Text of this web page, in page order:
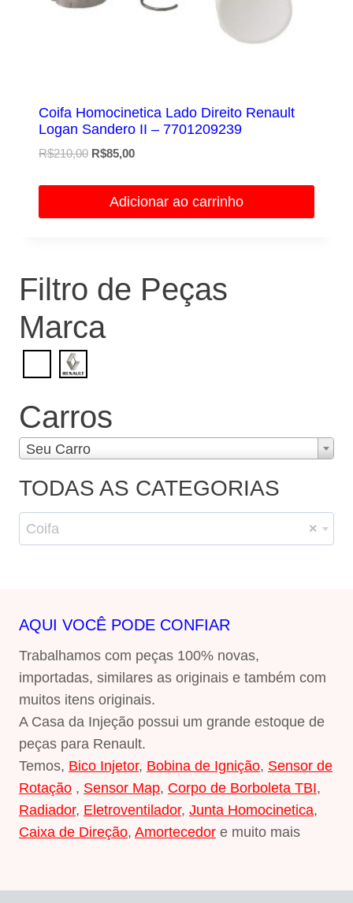
Coifa Homocinetica Lado Direito Renault
Logan Sandero II – 7701209239
R$210,00 O
era:
R$85,00O
é:
Adicionar ao carrinho
Filtro de Peças
Marca
Carros
Seu Carro
TODAS AS CATEGORIAS
×
Coifa
AQUI VOCÊ PODE CONFIAR
Trabalhamos com peças 100% novas,
importadas, similares as originais e também com
muitos itens originais.
A Casa da Injeção possui um grande estoque de
peças para Renault.
Temos, Bico Injetor, Bobina de Ignição, Sensor de
Rotação , Sensor Map, Corpo de Borboleta TBI,
Radiador, Eletroventilador, Junta Homocinetica,
Caixa de Direção, Amortecedor e muito mais